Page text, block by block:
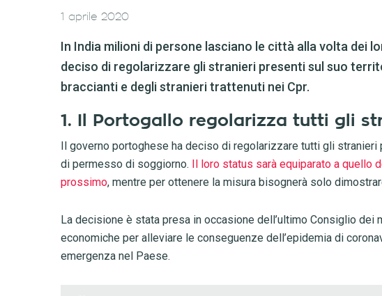
1 aprile 2020
In India milioni di persone lasciano le città alla volta dei
deciso di regolarizzare gli stranieri presenti sul suo
braccianti e degli stranieri trattenuti nei Cpr.
1. Il Portogallo regolarizza tutti gli
Il governo portoghese ha deciso di regolarizzare tutti gli
di permesso di soggiorno. Il loro status sarà equiparato a quello
prossimo, mentre per ottenere la misura bisognerà solo
La decisione è stata presa in occasione dell’ultimo Consiglio
economiche per alleviare le conseguenze dell’epidemia di
emergenza nel Paese.